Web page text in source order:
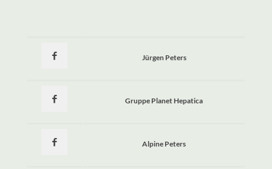
Jürgen Peters
Gruppe Planet Hepatica
Alpine Peters